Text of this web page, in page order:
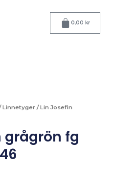
0,00 kr
Varukorg
Linnetyger / Lin Josefin
grågrön fg